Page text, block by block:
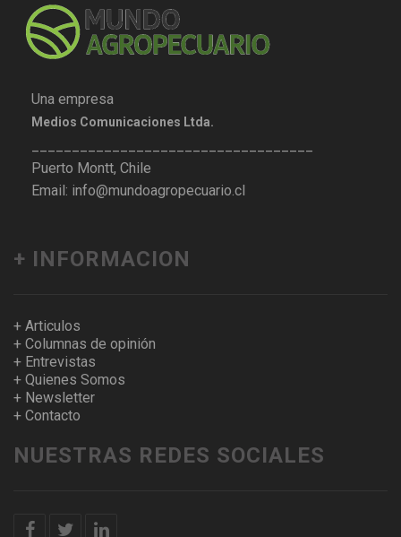
Una empresa
Medios Comunicaciones Ltda.
Puerto Montt, Chile
Email: info@mundoagropecuario.cl
+ INFORMACION
+ Articulos
+ Columnas de opinión
+ Entrevistas
+ Quienes Somos
+ Newsletter
+ Contacto
NUESTRAS REDES SOCIALES